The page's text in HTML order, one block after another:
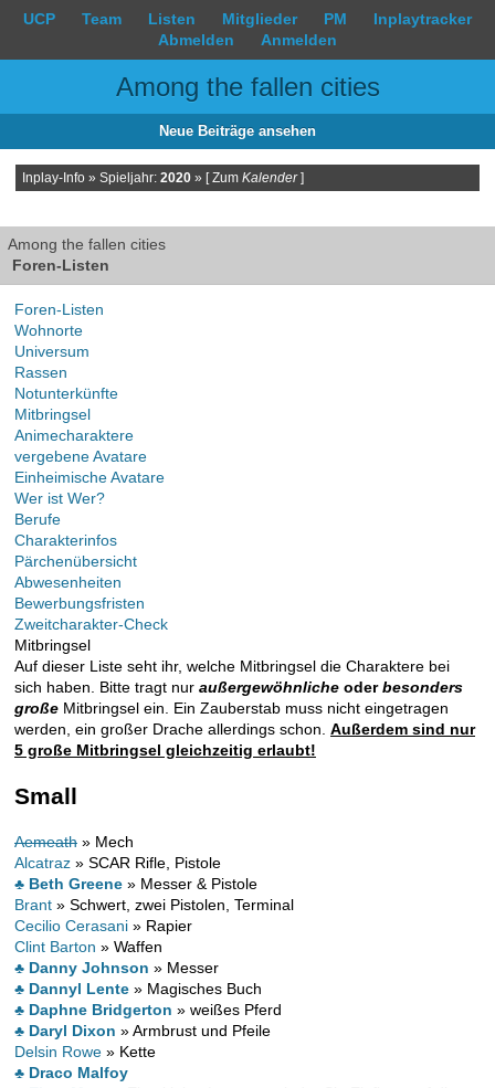
UCP Team Listen Mitglieder PM
Inplaytracker
Abmelden
Anmelden
Among the fallen cities
Neue Beiträge ansehen
Inplay-Info » Spieljahr: 2020 » [ Zum Kalender]
Among the fallen cities
Foren-Listen
Foren-Listen
Wohnorte
Universum
Rassen
Notunterkünfte
Mitbringsel
Animecharaktere
vergebene Avatare
Einheimische Avatare
Wer ist Wer?
Berufe
Charakterinfos
Pärchenübersicht
Abwesenheiten
Bewerbungsfristen
Zweitcharakter-Check
Mitbringsel
Auf dieser Liste seht ihr, welche Mitbringsel die Charaktere bei
sich haben. Bitte tragt nur außergewöhnliche oderbesonders
große Mitbringsel ein. Ein Zauberstab muss nicht eingetragen
werden, ein großer Drache allerdings schon. Außerdem sind nur
5 große Mitbringsel gleichzeitig erlaubt!
Small
Aemeath » Mech
Alcatraz » SCAR Rifle, Pistole
♣ Beth Greene » Messer & Pistole
Brant » Schwert, zwei Pistolen, Terminal
Cecilio Cerasani » Rapier
Clint Barton » Waffen
♣ Danny Johnson » Messer
♣ Dannyl Lente » Magisches Buch
♣ Daphne Bridgerton » weißes Pferd
♣ Daryl Dixon » Armbrust und Pfeile
Delsin Rowe » Kette
♣ Draco Malfoy